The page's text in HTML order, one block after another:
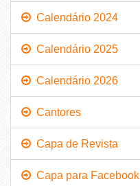
Calendário 2024
Calendário 2025
Calendário 2026
Cantores
Capa de Revista
Capa para Facebook